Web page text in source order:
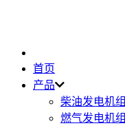
首页
产品
柴油发电机组
燃气发电机组